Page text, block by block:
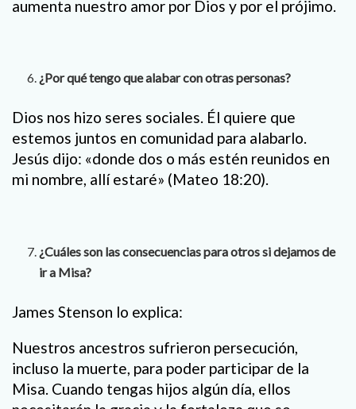
aumenta nuestro amor por Dios y por el prójimo.
¿Por qué tengo que alabar con otras personas?
Dios nos hizo seres sociales. Él quiere que
estemos juntos en comunidad para alabarlo.
Jesús dijo: «donde dos o más estén reunidos en
mi nombre, allí estaré» (Mateo 18:20).
¿Cuáles son las consecuencias para otros si dejamos de
ir a Misa?
James Stenson lo explica:
Nuestros ancestros sufrieron persecución,
incluso la muerte, para poder participar de la
Misa. Cuando tengas hijos algún día, ellos